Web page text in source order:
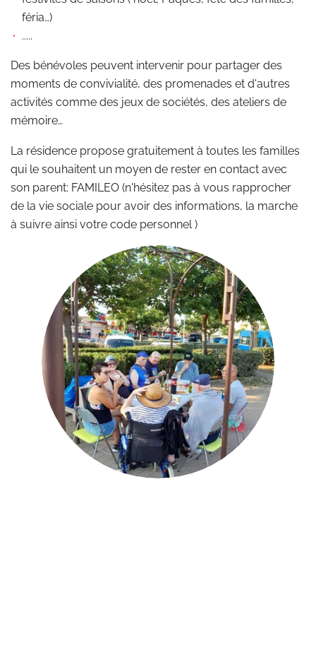
féria…)
.....
Des bénévoles peuvent intervenir pour partager des
moments de convivialité, des promenades et d'autres
activités comme des jeux de sociétés, des ateliers de
mémoire…
La résidence propose gratuitement à toutes les familles
qui le souhaitent un moyen de rester en contact avec
son parent: FAMILEO (n'hésitez pas à vous rapprocher
de la vie sociale pour avoir des informations, la marche
à suivre ainsi votre code personnel )